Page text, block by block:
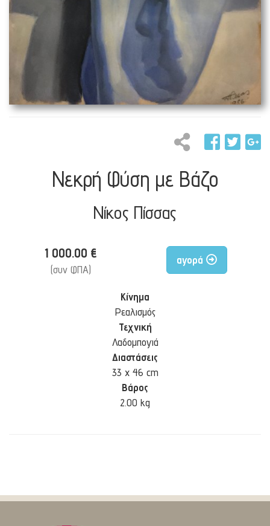
Νεκρή Φύση με Βάζο
Νίκος Πίσσας
1 000.00 €
(συν ΦΠΑ)
αγορά
Κίνημα
Ρεαλισμός
Τεχνική
Λαδομπογιά
Διαστάσεις
33 x 46 cm
Βάρος
2.00 kg